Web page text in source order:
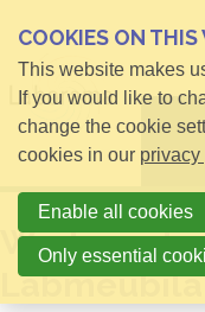
COOKIES ON THIS
This website makes
If you would like to
change the cookie
cookies in our privacy
Enable all cookies
Only essential